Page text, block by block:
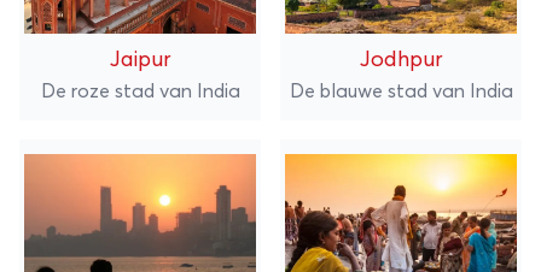
Jaipur
De roze stad van India
Jodhpur
De blauwe stad van India